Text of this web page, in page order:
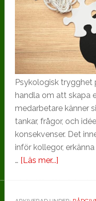
Psykologisk trygghet
handla om att skapa
medarbetare känner
tankar, frågor, och
konsekvenser. Det
inför kollegor,
… [Läs mer...]om
vid